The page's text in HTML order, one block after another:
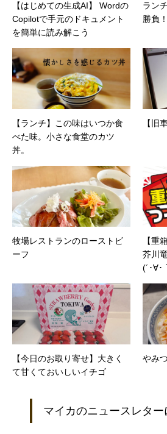
【はじめての生成AI】 Wordの
Copilotで手元のドキュメント
を簡単に読み解こう
ラン
勝負！
【ランチ】この味はいつか食
べた味。小さな食堂のカツ
丼。
【旧
牧場レストランのローストビ
ーフ
【重
芥川
(´･∀･
【今日のお取り寄せ】大きく
て甘くておいしいイチゴ
やみ
マイカのニュースレター